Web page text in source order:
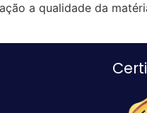
a qualidade da